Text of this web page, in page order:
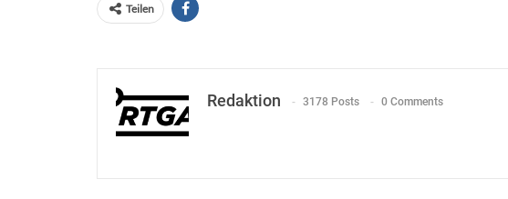
Teilen
Redaktion 3178 Posts 0 Comments